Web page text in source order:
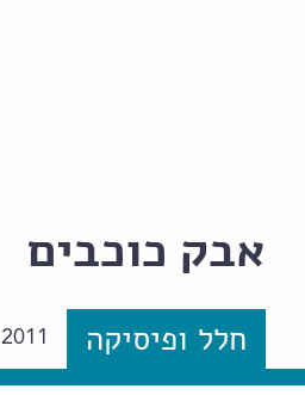
אבק כוכבים
חלל ופיסיקה